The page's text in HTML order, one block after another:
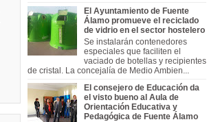
El Ayuntamiento de Fuente
Álamo promueve el reciclado
de vidrio en el sector hostelero
Se instalarán contenedores
especiales que faciliten el
vaciado de botellas y recipientes
de cristal. La concejalía de Medio Ambien...
El consejero de Educación da
el visto bueno al Aula de
Orientación Educativa y
Pedagógica de Fuente Álamo